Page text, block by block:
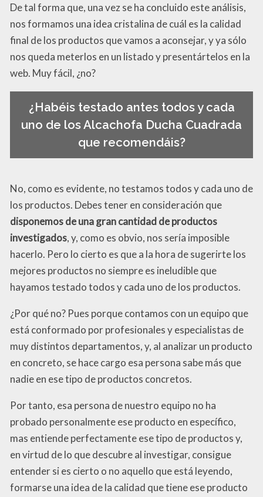
De tal forma que, una vez se ha concluido este análisis,
nos formamos una idea cristalina de cuál es la calidad
final de los productos que vamos a aconsejar, y ya sólo
nos queda meterlos en un listado y presentártelos en la
web. Muy fácil, ¿no?
¿Habéis testado antes todos y cada
uno de los Alcachofa Ducha Cuadrada
que recomendáis?
No, como es evidente, no testamos todos y cada uno de
los productos. Debes tener en consideración que
disponemos de una gran cantidad de productos
investigados, y, como es obvio, nos sería imposible
hacerlo. Pero lo cierto es que a la hora de sugerirte los
mejores productos no siempre es ineludible que
hayamos testado todos y cada uno de los productos.
¿Por qué no? Pues porque contamos con un equipo que
está conformado por profesionales y especialistas de
muy distintos departamentos, y, al analizar un producto
en concreto, se hace cargo esa persona sabe más que
nadie en ese tipo de productos concretos.
Por tanto, esa persona de nuestro equipo no ha
probado personalmente ese producto en específico,
mas entiende perfectamente ese tipo de productos y,
en virtud de lo que descubre al investigar, consigue
entender si es cierto o no aquello que está leyendo,
formarse una idea de la calidad que tiene ese producto